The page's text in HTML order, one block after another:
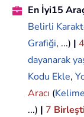
En İyi15
Belirli
Grafiği, ...) |
dayanarak
Kodu Ekle,
Aracı (
...) | 7